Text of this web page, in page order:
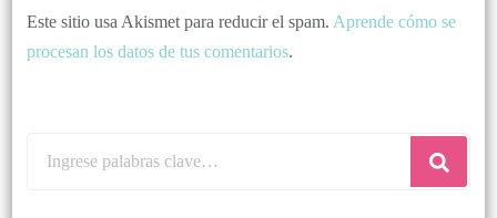
Este sitio usa Akismet para reducir el spam. Aprende cómo se
procesan los datos de tus comentarios.